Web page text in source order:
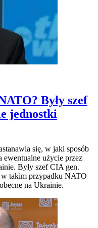
Były szef
jednostki
się, w jaki sposób
ewentualne użycie przez
Były szef CIA gen.
takim przypadku NATO
na Ukrainie.